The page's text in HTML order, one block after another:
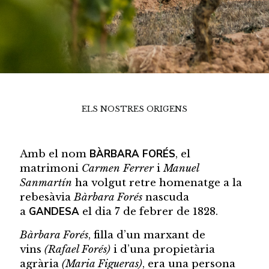
ELS NOSTRES ORIGENS
Amb el nom BÀRBARA FORÉS, el
matrimoni Carmen FerreriManuel
Sanmartín ha volgut retre homenatge a la
rebesàviaBàrbara Forés nascuda
a GANDESA el dia 7 de febrer de 1828.
Bàrbara Forés, filla d’un marxant de
vins (Rafael Forés) i d’una propietària
agrària (Maria Figueras), era una persona